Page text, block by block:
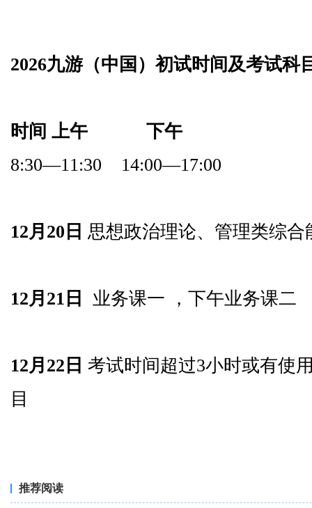
2026九游（中国）初试时间及考试科
时间 上午 下午
8:30—11:30 14:00—17:00
12月20日 思想政治理论、管理类综
12月21日 业务课一 ，下午业务课二
12月22日 考试时间超过3小时或有使
目
推荐阅读